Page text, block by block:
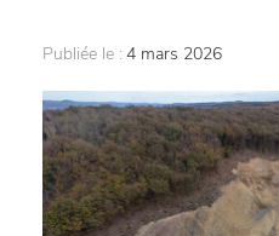
Publiée le : 4 mars 2026